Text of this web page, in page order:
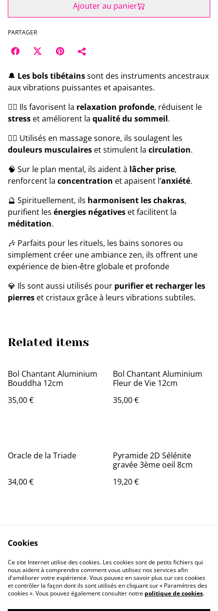
Ajouter au panier
PARTAGER
🔔 Les bols tibétainssont des instruments ancestraux
aux vibrations puissantes et apaisantes.
🧘‍♀️ Ils favorisent la relaxation profonde, réduisent le
stress et améliorent la qualité du sommeil.
💆‍♂️ Utilisés en massage sonore, ils soulagent les
douleurs musculaires et stimulent la circulation.
🧠 Sur le plan mental, ils aident à lâcher prise,
renforcent la concentration et apaisent l’anxiété.
🔮 Spirituellement, ils harmonisent les chakras,
purifient les énergies négatives et facilitent la
méditation.
🎶 Parfaits pour les rituels, les bains sonores ou
simplement créer une ambiance zen, ils offrent une
expérience de bien-être globale et profonde
💎 Ils sont aussi utilisés pour purifier et recharger les
pierres et cristaux grâce à leurs vibrations subtiles.
Related items
Bol Chantant Aluminium
Bouddha 12cm
35,00 €
Bol Chantant Aluminium
Fleur de Vie 12cm
35,00 €
Oracle de la Triade
34,00 €
Pyramide 2D Sélénite
gravée 3ème oeil 8cm
19,20 €
Contactez-nous
Conditions
Politique de
confidentialité
Politique de cookies
Cookies
Ce site Internet utilise des cookies. Les cookies sont de petits fichiers qui
nous aident à comprendre comment vous utilisez nos services afin
d'améliorer votre expérience. Vous pouvez en savoir plus sur ces cookies
et contrôler la façon dont ils sont utilisés en cliquant sur « Paramètres des
cookies ». Vous pouvez également consulter notre politique de cookies.